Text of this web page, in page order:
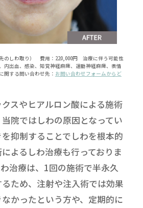
のしわ取り） 費用：220,000円 治療に伴う可能性
内出血、感染、知覚神経麻痺、運動神経麻痺、表情
する問い合わせ先： お問い合わせフォームからど
スやヒアルロン酸による施術
院ではしわの原因となってい
抑制することでしわを根本的
よるしわ治療も行っておりま
治療は、1回の施術で半永久
ため、注射や注入術では効果
かったという方や、定期的に